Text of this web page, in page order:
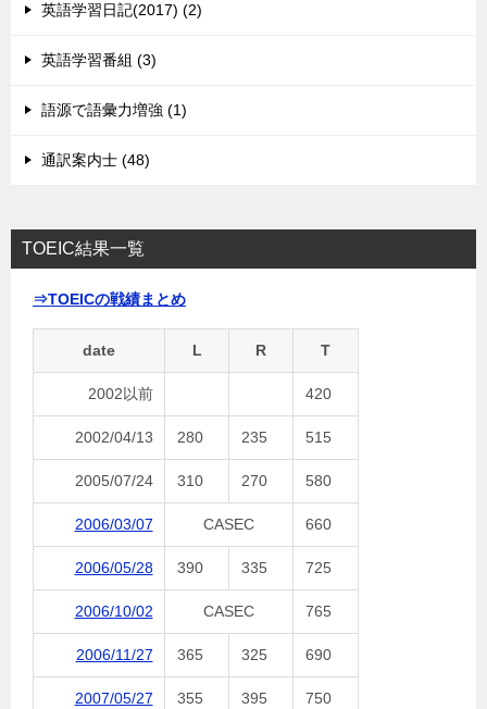
英語学習日記(2017) (2)
英語学習番組 (3)
語源で語彙力増強 (1)
通訳案内士 (48)
TOEIC結果一覧
⇒TOEICの戦績まとめ
date L R T
2002以前 420
2002/04/13 280 235 515
2005/07/24 310 270 580
2006/03/07 CASEC 660
2006/05/28 390 335 725
2006/10/02 CASEC 765
2006/11/27 365 325 690
2007/05/27 355 395 750